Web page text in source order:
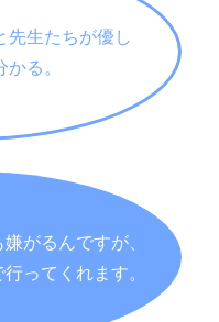
先生たちが優し
る。
がるんですが、
ってくれます。